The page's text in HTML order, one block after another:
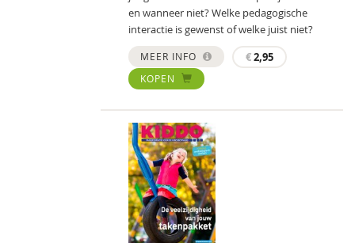
en wanneer niet? Welke pedagogische
interactie is gewenst of welke juist niet?
MEER INFO €2,95
KOPEN